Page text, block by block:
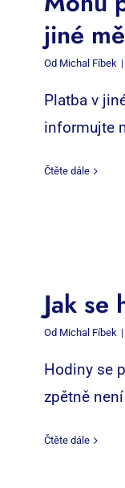
jiné
Od Michal Fíbek |
Platba v
informujte
Čtěte dále
Jak se
Od Michal Fíbek |
Hodiny se
zpětně
Čtěte dále